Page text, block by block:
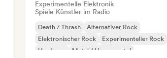
Experimentelle Elektronik
Spiele Künstler im Radio
Death / Thrash
Alternativer Rock
Elektronischer Rock
Experimenteller Rock
Hardcore
Metal / Heavy metal